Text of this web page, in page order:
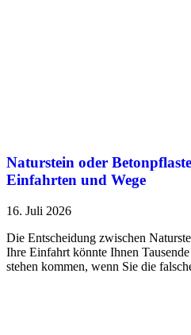
Naturstein oder
Einfahrten und Wege
16. Juli 2026
Die Entscheidung zwischen
Ihre Einfahrt könnte Ihnen
stehen kommen, wenn Sie die